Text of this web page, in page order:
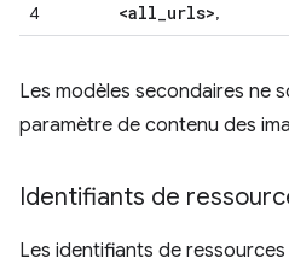
4 <all_urls>,
Les modèles secondaires ne
paramètre de contenu des
Identifiants de
Les identifiants de